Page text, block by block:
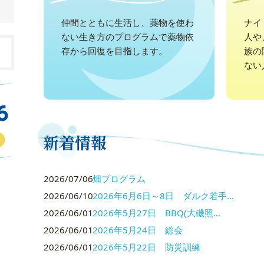
仲間とともに生活し、薬物を使わ
ない生き方のプログラムで薬物依
存から回復を目指します。
ナイ
人
族の
な
2026/07/06畑プログラム
2026/06/102026年6月6日～8日 ダルク若手…
2026/06/012026年5月27日 BBQ(大磯照…
2026/06/012026年5月24日 総会
2026/06/012026年5月22日 防災訓練